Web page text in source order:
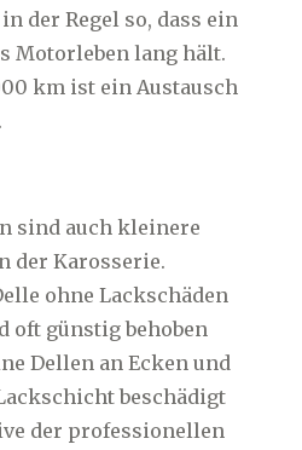
der Regel so, dass ein
Motorleben lang hält.
km ist ein Austausch
sind auch kleinere
der Karosserie.
ohne Lackschäden
oft günstig behoben
Dellen an Ecken und
beschädigt
der professionellen